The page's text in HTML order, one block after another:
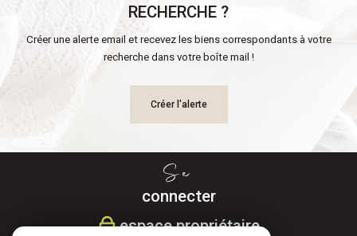
RECHERCHE ?
Créer une alerte email et recevez les biens correspondants à votre
recherche dans votre boîte mail !
Créer l'alerte
Se
connecter
espace propriétaire